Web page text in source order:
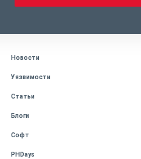
Новости
Уязвимости
Статьи
Блоги
Софт
PHDays